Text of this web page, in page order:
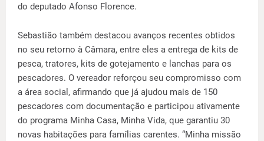
do deputado Afonso Florence.
Sebastião também destacou avanços recentes obtidos
no seu retorno à Câmara, entre eles a entrega de kits de
pesca, tratores, kits de gotejamento e lanchas para os
pescadores. O vereador reforçou seu compromisso com
a área social, afirmando que já ajudou mais de 150
pescadores com documentação e participou ativamente
do programa Minha Casa, Minha Vida, que garantiu 30
novas habitações para famílias carentes. “Minha missão